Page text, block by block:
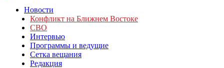
Новости
Конфликт на Ближнем Востоке
СВО
Интервью
Программы и ведущие
Сетка вещания
Редакция